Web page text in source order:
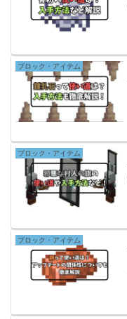
ブロック・アイテム
ブロック・アイテム
ブロック・アイテム